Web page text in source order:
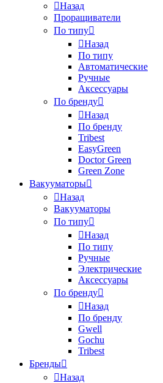
Назад
Проращиватели
По типу
Назад
По типу
Автоматические
Ручные
Аксессуары
По бренду
Назад
По бренду
Tribest
EasyGreen
Doctor Green
Green Zone
Вакууматоры
Назад
Вакууматоры
По типу
Назад
По типу
Ручные
Электрические
Аксессуары
По бренду
Назад
По бренду
Gwell
Gochu
Tribest
Бренды
Назад